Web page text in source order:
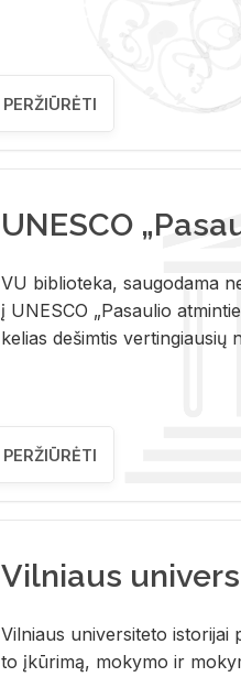
PERŽIŪRĖTI
UNESCO
VU biblioteka, saugodama
į UNESCO „Pasaulio
kelias dešimtis vertingiausių
PERŽIŪRĖTI
Vilniaus
Vil­niaus uni­ver­si­te­to
to įkū­ri­mą, mo­ky­mo ir